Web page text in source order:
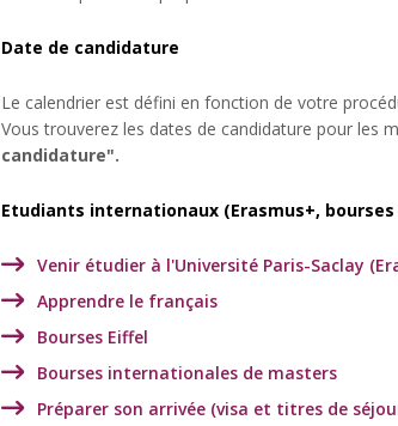
Date de candidature
Le calendrier est défini en fonction de votre
Vous trouverez les dates de candidature pour les
candidature".
Etudiants internationaux (Erasmus+,
Venir étudier à l'Université Paris-Saclay
Apprendre le français
Bourses Eiffel
Bourses internationales de masters
Préparer son arrivée (visa et titres de